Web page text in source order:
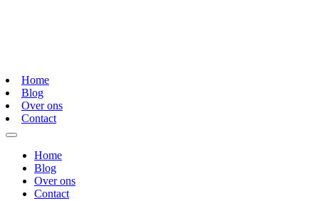
Home
Blog
Over ons
Contact
Home
Blog
Over ons
Contact